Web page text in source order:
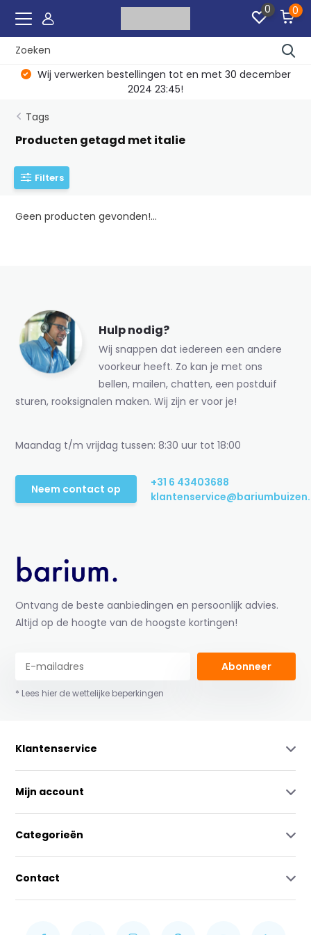
0 0
Wij verwerken bestellingen tot en met 30 december
2024 23:45!
Tags
Producten getagd met italie
Filters
Geen producten gevonden!...
Hulp nodig?
Wij snappen dat iedereen een andere
voorkeur heeft. Zo kan je met ons
bellen, mailen, chatten, een postduif
sturen, rooksignalen maken. Wij zijn er voor je!
Maandag t/m vrijdag tussen: 8:30 uur tot 18:00
Neem contact op
+31 6 43403688
Ontvang de beste aanbiedingen en persoonlijk advies.
Altijd op de hoogte van de hoogste kortingen!
Abonneer
* Lees hier de wettelijke beperkingen
Klantenservice
Mijn account
Categorieën
Contact